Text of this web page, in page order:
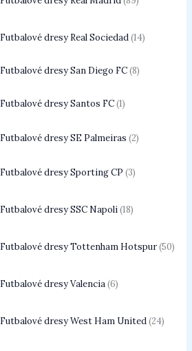
Futbalové dresy Real Sociedad 14
Futbalové dresy San Diego FC 8
Futbalové dresy Santos FC 1
Futbalové dresy SE Palmeiras 2
Futbalové dresy Sporting CP 3
Futbalové dresy SSC Napoli 18
Futbalové dresy Tottenham Hotspur 50
Futbalové dresy Valencia 6
Futbalové dresy West Ham United 24